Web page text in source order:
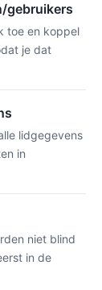
gebruikers
toe en koppel
je dat
lidgegevens
in
niet blind
in de